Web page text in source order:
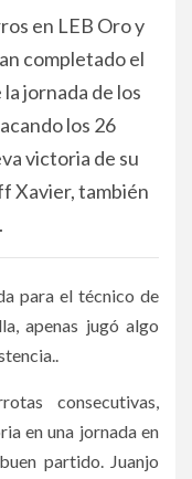
en LEB Oro y
completado el
jornada de los
los 26
victoria de su
Xavier, también
para el técnico de
apenas jugó algo
consecutivas,
en una jornada en
partido. Juanjo